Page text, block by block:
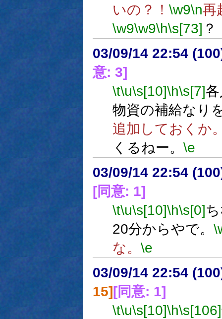
いの？！ \w9\n再
\w9\w9\h\s[73] ？
03/09/14 22:54
意: 3]
\t\u\s[10]\h\s[7]
物資の補給なり
追加しておくか
くるねー。 \e
03/09/14 22:54
[同意: 1]
\t\u\s[10]\h\s[0]
20分からやで。
な。 \e
03/09/14 22:54
15] [同意: 1]
\t\u\s[10]\h\s[106]